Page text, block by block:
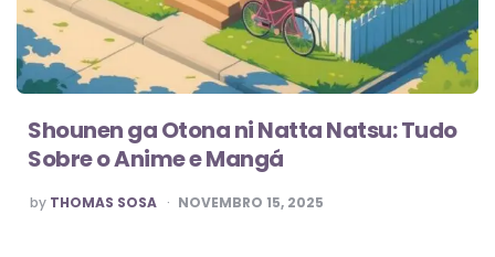
Shounen ga Otona ni Natta Natsu: Tudo
Sobre o Anime e Mangá
POSTED
BY
by THOMAS SOSA NOVEMBRO 15, 2025